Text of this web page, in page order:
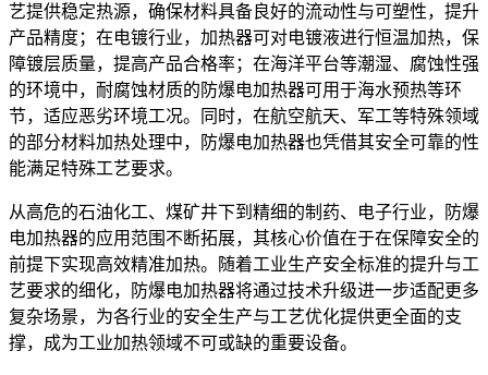
艺提供稳定热源，确保材料具备良好的流动性与可塑性，提升
产品精度；在电镀行业，加热器可对电镀液进行恒温加热，保
障镀层质量，提高产品合格率；在海洋平台等潮湿、腐蚀性强
的环境中，耐腐蚀材质的防爆电加热器可用于海水预热等环
节，适应恶劣环境工况。同时，在航空航天、军工等特殊领域
的部分材料加热处理中，防爆电加热器也凭借其安全可靠的性
能满足特殊工艺要求。
从高危的石油化工、煤矿井下到精细的制药、电子行业，防爆
电加热器的应用范围不断拓展，其核心价值在于在保障安全的
前提下实现高效精准加热。随着工业生产安全标准的提升与工
艺要求的细化，防爆电加热器将通过技术升级进一步适配更多
复杂场景，为各行业的安全生产与工艺优化提供更全面的支
撑，成为工业加热领域不可或缺的重要设备。